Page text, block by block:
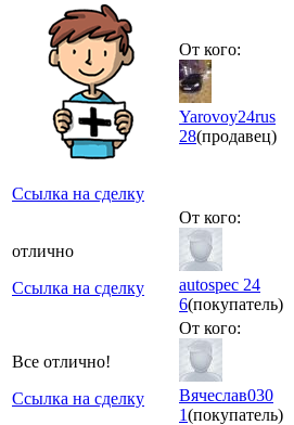
Ссылка на сделку
От кого:
Yarovoy24rus
28(продавец)
отлично
Ссылка на сделку
От кого:
autospec 24
6(покупатель)
Все отлично!
Ссылка на сделку
От кого:
Вячеслав030
1(покупатель)